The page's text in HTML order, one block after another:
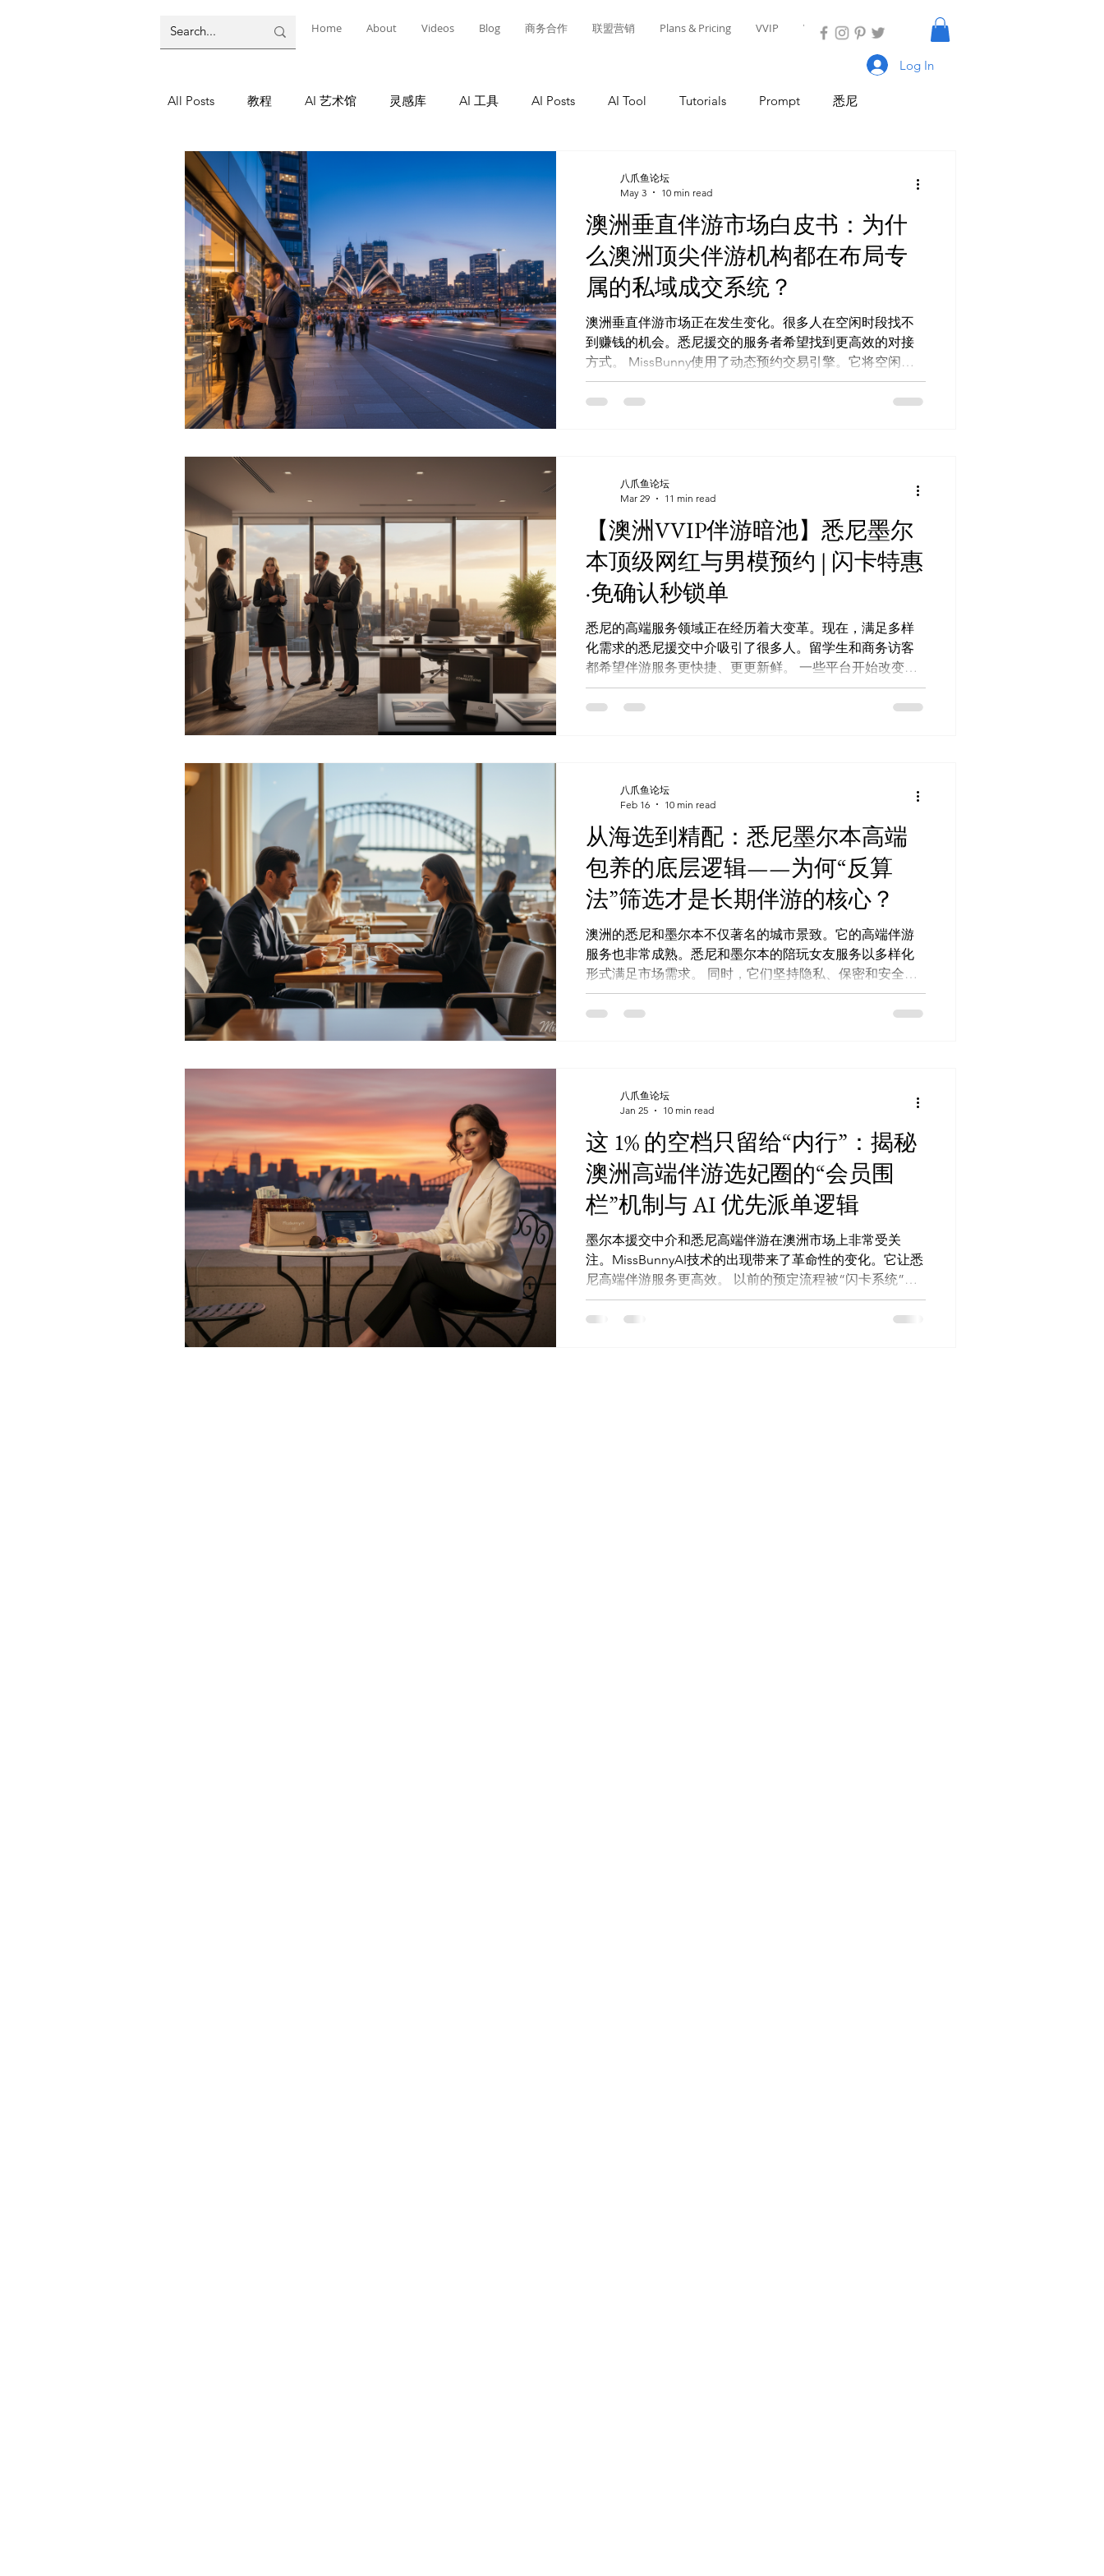
Home About Videos Blog 商务合作 联盟营销 Plans & Pricing VVIP VIP
Log In
All Posts 教程 AI 艺术馆 灵感库 AI 工具 AI Posts AI Tool Tutorials Prompt 悉尼
墨尔本 AI 工具
教程 灵感库 AI 新闻 AI 工具 AI 新闻 AI 工具
AI 新闻
澳洲垂直伴游市场白皮书：为什
么澳洲顶尖伴游机构都在布局专
属的私域成交系统？
澳洲垂直伴游市场正在发生变化。很多人在空闲时段找不
到赚钱的机会。悉尼援交的服务者希望找到更高效的对接
方式。 MissBunny使用了动态预约交易引擎。它将空闲时
段转换成有确定性订单的收入。 私域成交系统提高了个人
品牌的价值。它让传统的“黄页广告站”模式逐渐消失。 通
App):Missbunny.ai 一键锁单 (TG Bot):@Missbunnyai5bot
官方频道 (防失联): https://t.me/Missbunnyzh05 商户入驻 &
更多: https://www.missbunny.ai/links/missbunnyai5 主要收
获 快速将闲置时段转换为有效订单 降低沟通与违约带来的
业务风险 强化私域思维并扩展个人品牌 利用动态引擎实现
收益突破 提升悉尼援交市场的整体效率 悉尼援交市场概述
悉尼高端交易环境正在不断完善。需求方非常重视速度和
权益保障。因此，供给端开始
八爪鱼论坛
May 3
10 min read
【澳洲VVIP伴游暗池】悉尼墨尔
本顶级网红与男模预约 | 闪卡特惠
·免确认秒锁单
悉尼的高端服务领域正在经历着大变革。现在，满足多样
化需求的悉尼援交中介吸引了很多人。留学生和商务访客
都希望伴游服务更快捷、更更新鲜。 一些平台开始改变，
预约交易变得更灵活。MissBunnyAI是这种变革的领头羊。
它使用全新的动态算法，精准匹配模特和潜在客源。 悉尼
Bot):@Missbunnyai5bot 官方频道 (防失联):
https://t.me/Missbunnyzh05 商户入驻 & 更多:
https://www.missbunny.ai/links/missbunnyai5 这种技术升
级不仅让客户体验更好，也让行业竞争加剧。对那些希望
避免繁琐沟通、追求安全交易环境的人来说，这是一个全
新的机会。 重点提示 悉尼拥有庞大的国际与本地客源 伴游
服务正加速摆脱老式广告形式 技术升级让预约与付定金更
顺畅 悉尼援交中介愈发注重高质量客户 动态模式可减
八爪鱼论坛
Mar 29
11 min read
从海选到精配：悉尼墨尔本高端
包养的底层逻辑——为何“反算
法”筛选才是长期伴游的核心？
澳洲的悉尼和墨尔本不仅著名的城市景致。它的高端伴游
服务也非常成熟。悉尼和墨尔本的陪玩女友服务以多样化
形式满足市场需求。 同时，它们坚持隐私、保密和安全的
最高标准。悉尼援交和澳洲高端伴游致力于建立“诚
信”和“专业”的市场形象。 MissBunnyAI是引领这一行业革
App):Missbunny.ai 一键锁单 (TG Bot):@Missbunnyaibot 官
方频道 (防失联): https://t.me/Missbunnyzh02 商户入驻 &
更多:https://linktr.ee/missbunnyai 要点回顾 悉尼与墨尔本
是澳洲高端伴游的主要市场，呈现服务多样性。 隐私和安
全至关重要，悉尼援交和墨尔本包养服务都追求顶级标
准。 MissBunnyAI通过精选和个性化配对，在悉尼高端伴
游服务中树立了标杆。 技术创新使得MissBunnyAI在确定
和优化客户体验方面领先一
八爪鱼论坛
Feb 16
10 min read
这 1% 的空档只留给“内行”：揭秘
澳洲高端伴游选妃圈的“会员围
栏”机制与 AI 优先派单逻辑
墨尔本援交中介和悉尼高端伴游在澳洲市场上非常受关
注。MissBunnyAI技术的出现带来了革命性的变化。它让悉
尼高端伴游服务更高效。 以前的预定流程被“闪卡系统”取
代，实现了零等待。澳洲选妃服务也变得更精准，满足了
法律和隐私保护的要求。 现代消费者对高端服务的需求在
八爪鱼论坛
Jan 25
10 min read